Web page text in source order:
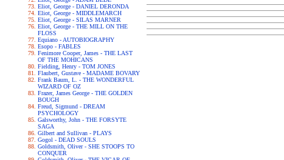
Eliot, George - DANIEL DERONDA
Eliot, George - MIDDLEMARCH
Eliot, George - SILAS MARNER
Eliot, George - THE MILL ON THE
FLOSS
Equiano - AUTOBIOGRAPHY
Esopo - FABLES
Fenimore Cooper, James - THE LAST
OF THE MOHICANS
Fielding, Henry - TOM JONES
Flaubert, Gustave - MADAME BOVARY
Frank Baum, L. - THE WONDERFUL
WIZARD OF OZ
Frazer, James George - THE GOLDEN
BOUGH
Freud, Sigmund - DREAM
PSYCHOLOGY
Galsworthy, John - THE FORSYTE
SAGA
Gilbert and Sullivan - PLAYS
Gogol - DEAD SOULS
Goldsmith, Oliver - SHE STOOPS TO
CONQUER